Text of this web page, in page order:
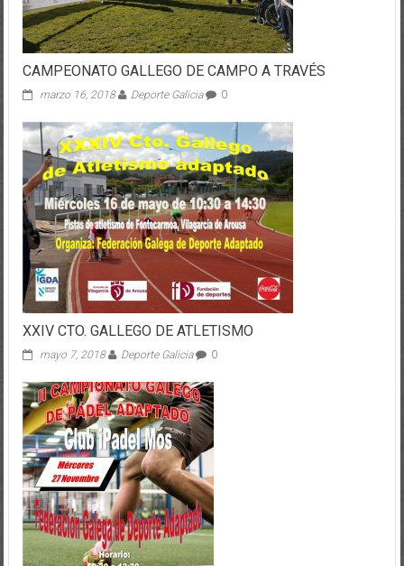
CAMPEONATO GALLEGO DE CAMPO A TRAVÉS
marzo 16, 2018 Deporte Galicia 0
XXIV CTO. GALLEGO DE ATLETISMO
mayo 7, 2018 Deporte Galicia 0